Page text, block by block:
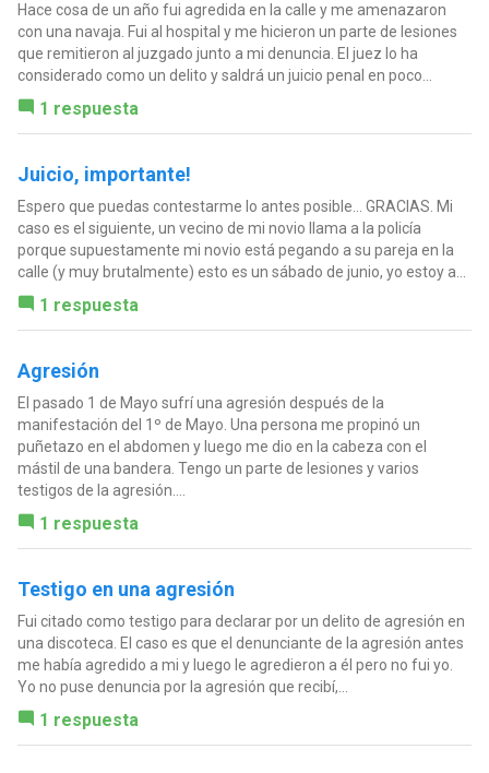
Hace cosa de un año fui agredida en la calle y me amenazaron
con una navaja. Fui al hospital y me hicieron un parte de lesiones
que remitieron al juzgado junto a mi denuncia. El juez lo ha
considerado como un delito y saldrá un juicio penal en poco...
1 respuesta
Juicio, importante!
Espero que puedas contestarme lo antes posible... GRACIAS. Mi
caso es el siguiente, un vecino de mi novio llama a la policía
porque supuestamente mi novio está pegando a su pareja en la
calle (y muy brutalmente) esto es un sábado de junio, yo estoy a...
1 respuesta
Agresión
El pasado 1 de Mayo sufrí una agresión después de la
manifestación del 1º de Mayo. Una persona me propinó un
puñetazo en el abdomen y luego me dio en la cabeza con el
mástil de una bandera. Tengo un parte de lesiones y varios
testigos de la agresión....
1 respuesta
Testigo en una agresión
Fui citado como testigo para declarar por un delito de agresión en
una discoteca. El caso es que el denunciante de la agresión antes
me había agredido a mi y luego le agredieron a él pero no fui yo.
Yo no puse denuncia por la agresión que recibí,...
1 respuesta